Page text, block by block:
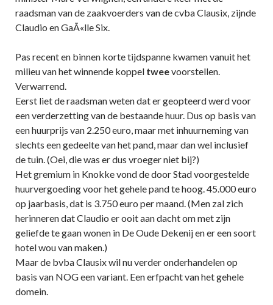
raadsman van de zaakvoerders van de cvba Clausix, zijnde
Claudio en GaÃ«lle Six.
Pas recent en binnen korte tijdspanne kwamen vanuit het
milieu van het winnende koppel tweevoorstellen.
Verwarrend.
Eerst liet de raadsman weten dat er geopteerd werd voor
een verderzetting van de bestaande huur. Dus op basis van
een huurprijs van 2.250 euro, maar met inhuurneming van
slechts een gedeelte van het pand, maar dan wel inclusief
de tuin. (Oei, die was er dus vroeger niet bij?)
Het gremium in Knokke vond de door Stad voorgestelde
huurvergoeding voor het gehele pand te hoog. 45.000 euro
op jaarbasis, dat is 3.750 euro per maand. (Men zal zich
herinneren dat Claudio er ooit aan dacht om met zijn
geliefde te gaan wonen in De Oude Dekenij en er een soort
hotel wou van maken.)
Maar de bvba Clausix wil nu verder onderhandelen op
basis van NOG een variant. Een erfpacht van het gehele
domein.